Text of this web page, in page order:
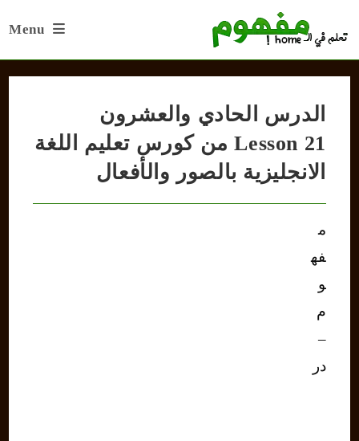
Menu
الدرس الحادي والعشرون
Lesson 21 من كورس تعليم اللغة
الانجليزية بالصور والأفعال
م
فه
و
م
–
در